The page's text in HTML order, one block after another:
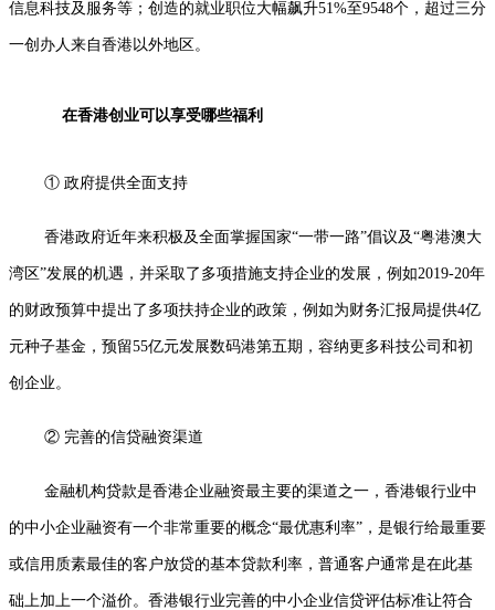
信息科技及服务等；创造的就业职位大幅飙升51%至9548个，超过三分
一创办人来自香港以外地区。
在香港创业可以享受哪些福利
① 政府提供全面支持
香港政府近年来积极及全面掌握国家“一带一路”倡议及“粤港澳大
湾区”发展的机遇，并采取了多项措施支持企业的发展，例如2019-20年
的财政预算中提出了多项扶持企业的政策，例如为财务汇报局提供4亿
元种子基金，预留55亿元发展数码港第五期，容纳更多科技公司和初
创企业。
② 完善的信贷融资渠道
金融机构贷款是香港企业融资最主要的渠道之一，香港银行业中
的中小企业融资有一个非常重要的概念“最优惠利率”，是银行给最重要
或信用质素最佳的客户放贷的基本贷款利率，普通客户通常是在此基
础上加上一个溢价。香港银行业完善的中小企业信贷评估标准让符合